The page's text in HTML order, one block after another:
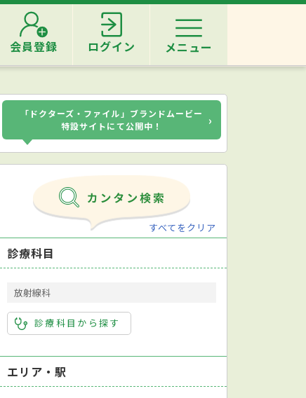
会員登録 ログイン メニュー
消化器内科 消化器外科 皮膚科 肛門外科
「ドクターズ・ファイル」ブランドムービー
特設サイトにて公開中！
›
すべてをクリア
診療科目
放射線科
診療科目から探す
エリア・駅